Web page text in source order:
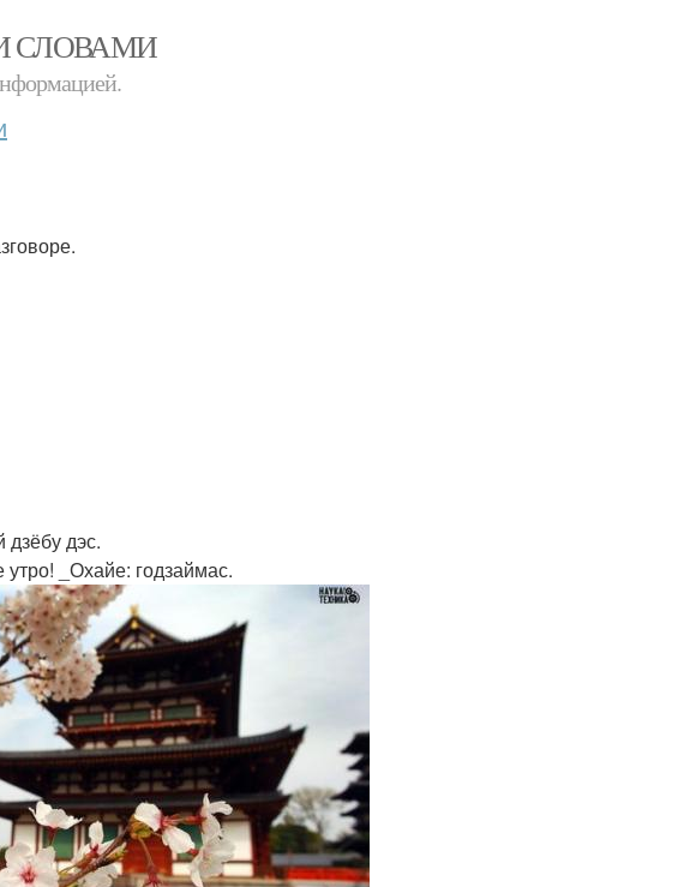
СЛОВАМИ
дэс.
_Охайе: годзаймас.